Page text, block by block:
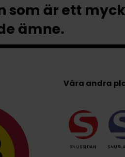
som är ett
ämne.
Våra andra
SNUSSIDAN